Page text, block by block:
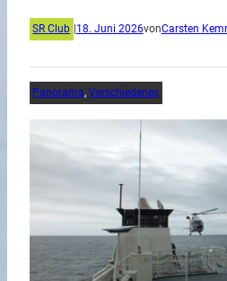
SR Club 18. Juni 2026vonCarsten
Panorama, Verschiedenes